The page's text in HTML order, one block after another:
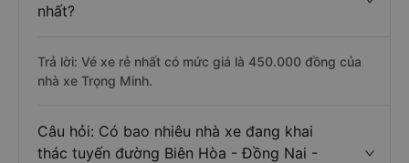
nhất?
Trả lời: Vé xe rẻ nhất có mức giá là 450.000 đồng của
nhà xe Trọng Minh.
Câu hỏi: Có bao nhiêu nhà xe đang khai
thác tuyến đường Biên Hòa - Đồng Nai -